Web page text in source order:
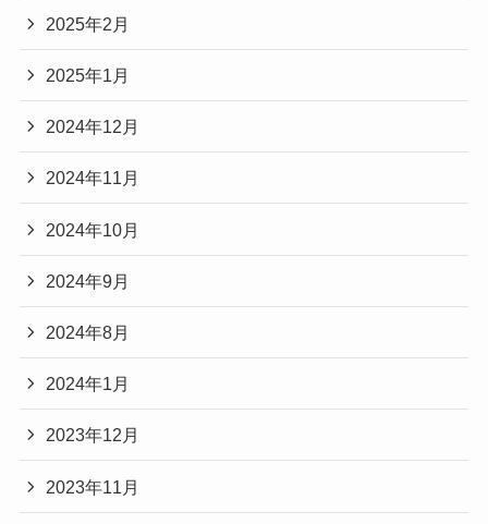
2025年2月
2025年1月
2024年12月
2024年11月
2024年10月
2024年9月
2024年8月
2024年1月
2023年12月
2023年11月